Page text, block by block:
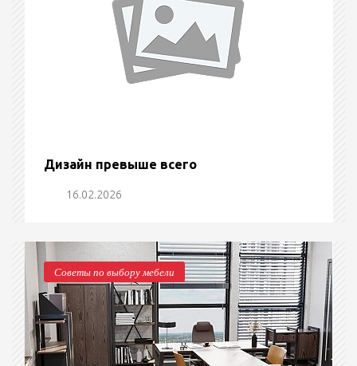
Дизайн превыше всего
16.02.2026
Советы по выбору мебели